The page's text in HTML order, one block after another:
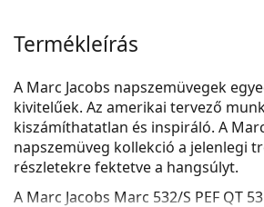
Termékleírás
A Marc Jacobs napszemüvegek
kivitelűek. Az amerikai tervező
kiszámíthatatlan és inspiráló. A
napszemüveg kollekció a jelenlegi
részletekre fektetve a hangsúlyt.
A Marc Jacobs Marc 532/S PEF QT 53